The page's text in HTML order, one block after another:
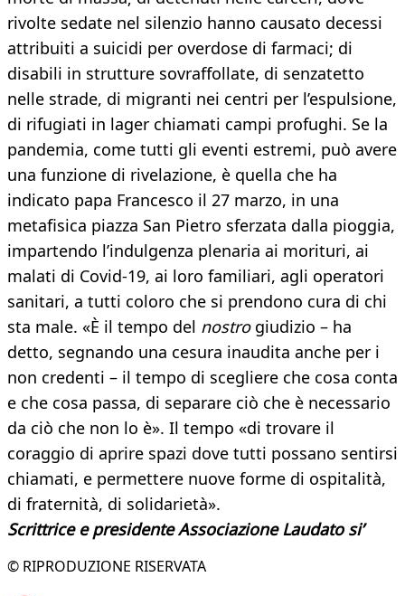
rivolte sedate nel silenzio hanno causato decessi
attribuiti a suicidi per overdose di farmaci; di
disabili in strutture sovraffollate, di senzatetto
nelle strade, di migranti nei centri per l’espulsione,
di rifugiati in lager chiamati campi profughi. Se la
pandemia, come tutti gli eventi estremi, può avere
una funzione di rivelazione, è quella che ha
indicato papa Francesco il 27 marzo, in una
metafisica piazza San Pietro sferzata dalla pioggia,
impartendo l’indulgenza plenaria ai morituri, ai
malati di Covid-19, ai loro familiari, agli operatori
sanitari, a tutti coloro che si prendono cura di chi
sta male. «È il tempo del nostrogiudizio – ha
detto, segnando una cesura inaudita anche per i
non credenti – il tempo di scegliere che cosa conta
e che cosa passa, di separare ciò che è necessario
da ciò che non lo è». Il tempo «di trovare il
coraggio di aprire spazi dove tutti possano sentirsi
chiamati, e permettere nuove forme di ospitalità,
di fraternità, di solidarietà».
Scrittrice e presidente Associazione Laudato si’
© RIPRODUZIONE RISERVATA